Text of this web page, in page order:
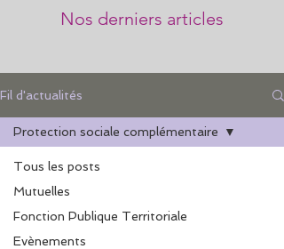
Nos derniers articles
Fil d'actualités
Tous les posts
Mutuelles
Fonction Publique Territoriale
Evènements
Protection sociale complémentaire